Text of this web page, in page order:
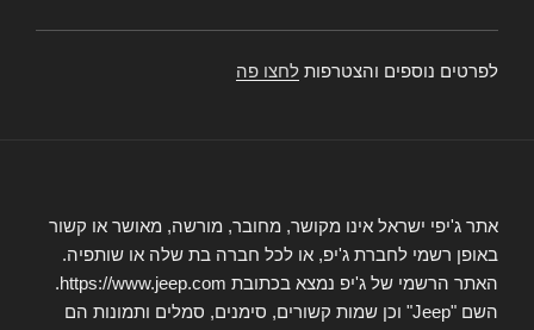
לפרטים נוספים והצטרפות לחצו פה
אתר ג'יפי ישראל אינו מקושר, מחובר, מורשה, מאושר או קשור
באופן רשמי לחברת ג'יפ, או לכל חברה בת שלה או שותפיה.
האתר הרשמי של ג'יפ נמצא בכתובת https://www.jeep.com.
השם "Jeep" וכן שמות קשורים, סימנים, סמלים ותמונות הם